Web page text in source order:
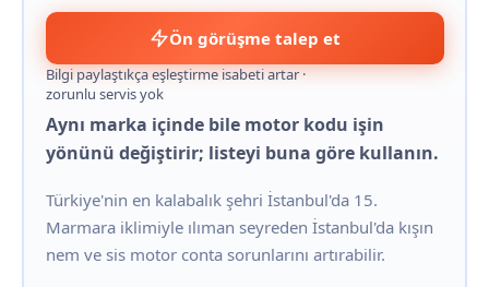
Ön görüşme talep et
Bilgi paylaştıkça eşleştirme isabeti artar ·
zorunlu servis yok
Aynı marka içinde bile motor kodu işin
yönünü değiştirir; listeyi buna göre kullanın.
Türkiye'nin en kalabalık şehri İstanbul'da 15.
Marmara iklimiyle ılıman seyreden İstanbul'da kışın
nem ve sis motor conta sorunlarını artırabilir.